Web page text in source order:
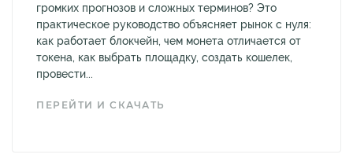
громких прогнозов и сложных терминов? Это
практическое руководство объясняет рынок с нуля:
как работает блокчейн, чем монета отличается от
токена, как выбрать площадку, создать кошелек,
провести...
ПЕРЕЙТИ И СКАЧАТЬ